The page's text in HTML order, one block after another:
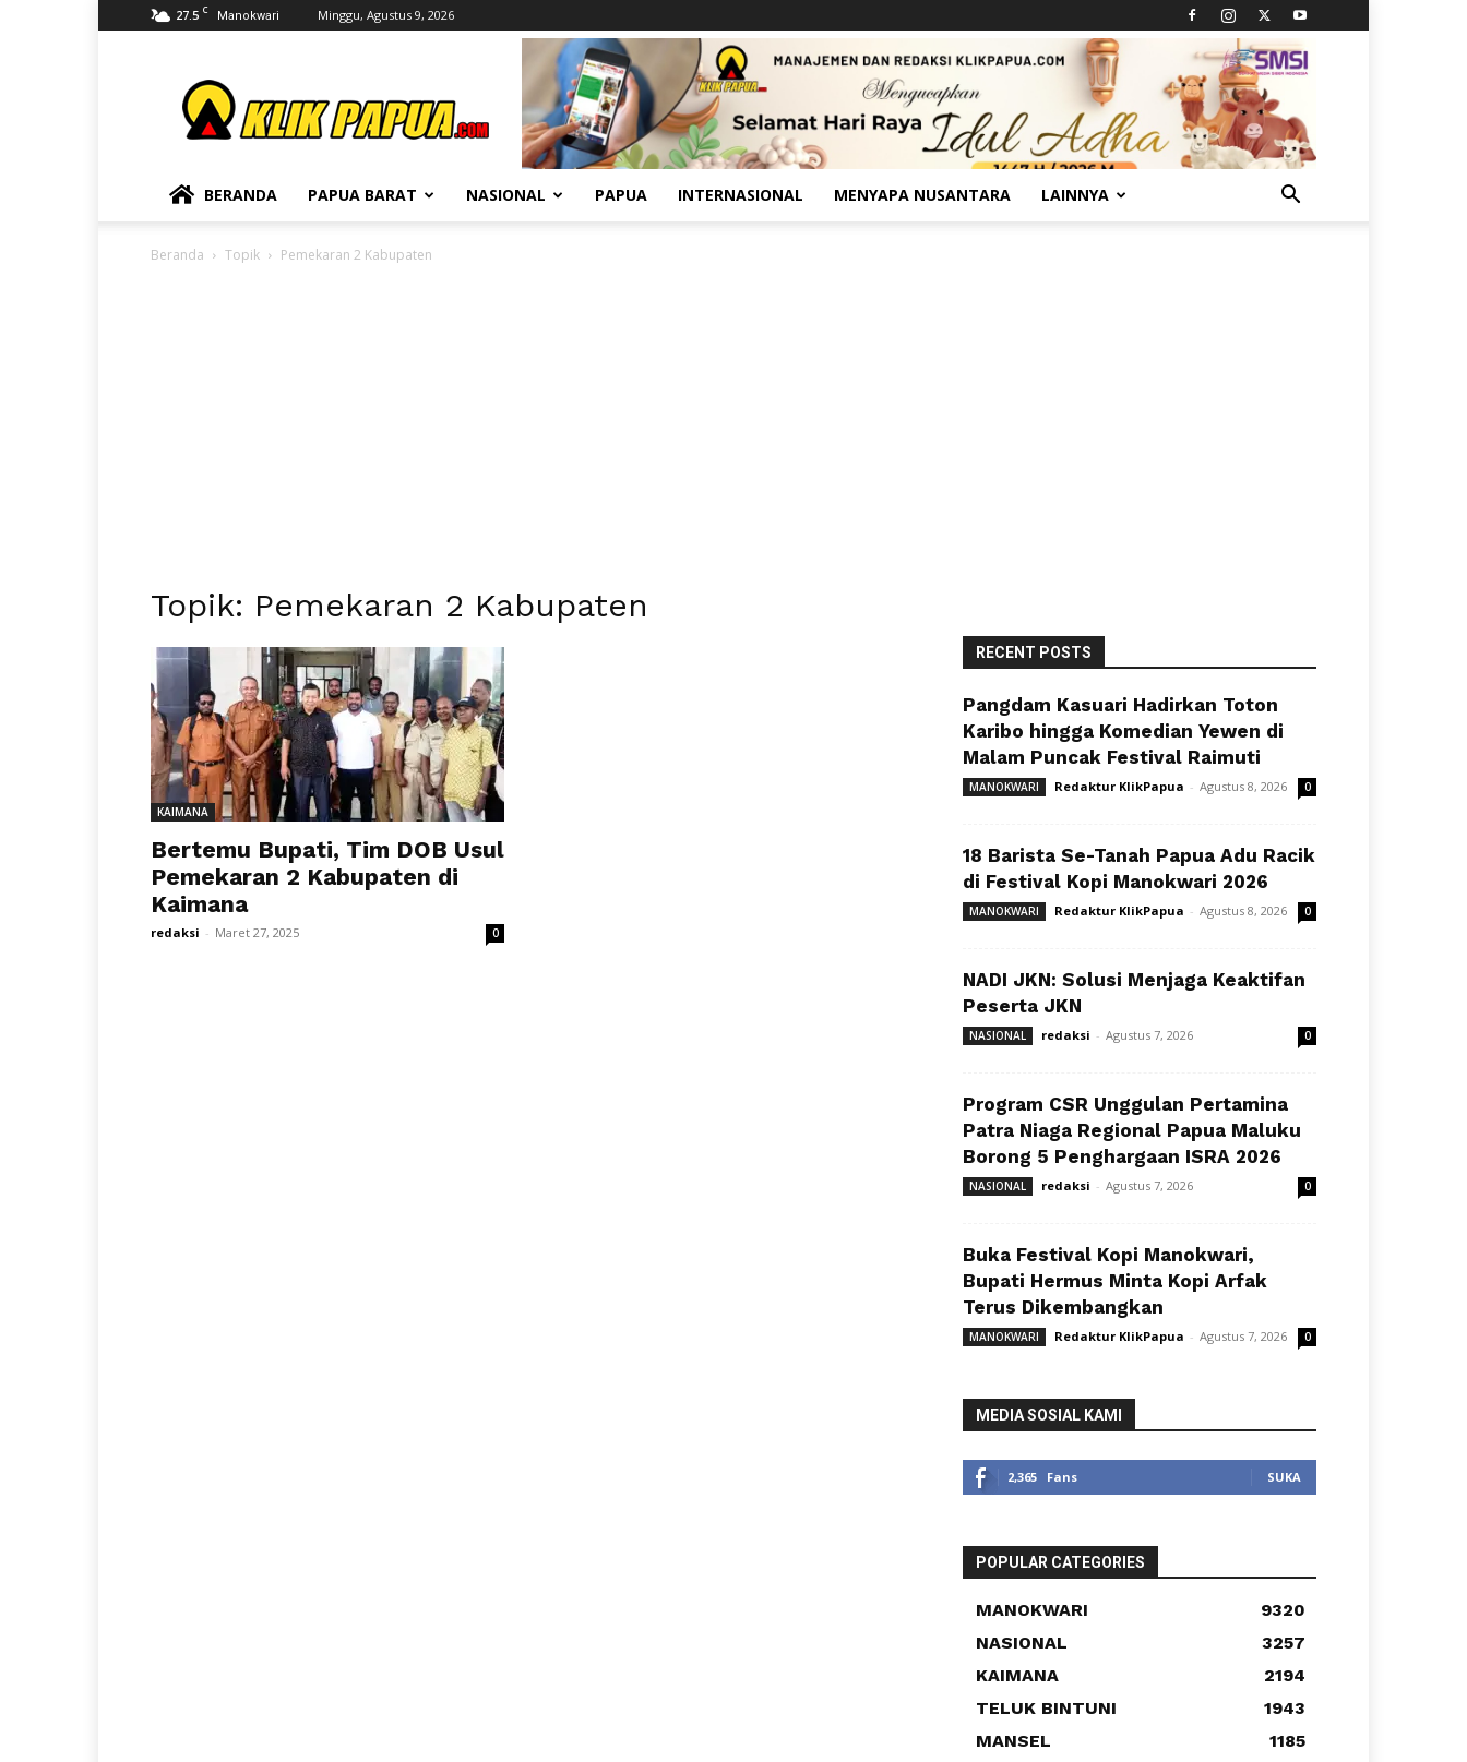
27.5 C Manokwari Minggu, Agustus 9, 2026
BERANDA PAPUA BARAT NASIONAL PAPUA INTERNASIONAL MENYAPA NUSANTARA LAINNYA
Beranda Topik Pemekaran 2 Kabupaten
Topik: Pemekaran 2 Kabupaten
KAIMANA
Bertemu Bupati, Tim DOB Usul
Pemekaran 2 Kabupaten di
Kaimana
redaksi - Maret 27, 2025 0
RECENT POSTS
Pangdam Kasuari Hadirkan Toton
Karibo hingga Komedian Yewen di
Malam Puncak Festival Raimuti
MANOKWARI Redaktur KlikPapua - Agustus 8, 2026 0
18 Barista Se-Tanah Papua Adu Racik
di Festival Kopi Manokwari 2026
MANOKWARI Redaktur KlikPapua - Agustus 8, 2026 0
NADI JKN: Solusi Menjaga Keaktifan
Peserta JKN
NASIONAL redaksi - Agustus 7, 2026 0
Program CSR Unggulan Pertamina
Patra Niaga Regional Papua Maluku
Borong 5 Penghargaan ISRA 2026
NASIONAL redaksi - Agustus 7, 2026 0
Buka Festival Kopi Manokwari,
Bupati Hermus Minta Kopi Arfak
Terus Dikembangkan
MANOKWARI Redaktur KlikPapua - Agustus 7, 2026 0
MEDIA SOSIAL KAMI
2,365 Fans SUKA
POPULAR CATEGORIES
MANOKWARI
9320
NASIONAL
3257
KAIMANA
2194
TELUK BINTUNI
1943
MANSEL
1185